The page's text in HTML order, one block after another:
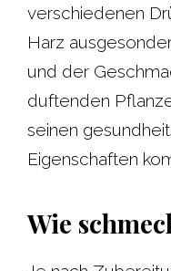
verschiedenen
Harz
und der
duftenden
seinen
Eigenschaften
Wie